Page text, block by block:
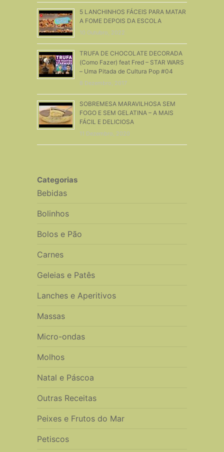
5 LANCHINHOS FÁCEIS PARA MATAR
A FOME DEPOIS DA ESCOLA
10 Outubro, 2022
TRUFA DE CHOCOLATE DECORADA
(Como Fazer) feat Fred – STAR WARS
– Uma Pitada de Cultura Pop #04
8 Dezembro, 2017
SOBREMESA MARAVILHOSA SEM
FOGO E SEM GELATINA – A MAIS
FÁCIL E DELICIOSA
11 Dezembro, 2020
Categorias
Bebidas
Bolinhos
Bolos e Pão
Carnes
Geleias e Patês
Lanches e Aperitivos
Massas
Micro-ondas
Molhos
Natal e Páscoa
Outras Receitas
Peixes e Frutos do Mar
Petiscos